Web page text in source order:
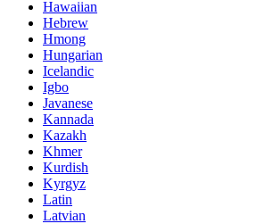
Hawaiian
Hebrew
Hmong
Hungarian
Icelandic
Igbo
Javanese
Kannada
Kazakh
Khmer
Kurdish
Kyrgyz
Latin
Latvian